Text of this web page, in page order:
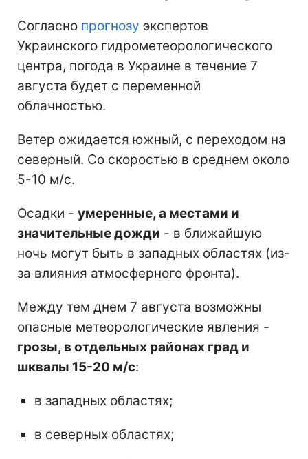
Согласно прогнозу экспертов
Украинского гидрометеорологического
центра, погода в Украине в течение 7
августа будет с переменной
облачностью.
Ветер ожидается южный, с переходом на
северный. Со скоростью в среднем около
5-10 м/с.
Осадки - умеренные, а местами и
значительные дожди - в ближайшую
ночь могут быть в западных областях (из-
за влияния атмосферного фронта).
Между тем днем 7 августа возможны
опасные метеорологические явления -
грозы, в отдельных районах град и
шквалы 15-20 м/с:
в западных областях;
в северных областях;